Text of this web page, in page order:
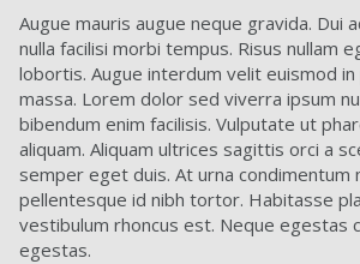
Augue mauris augue neque gravida. Dui
nulla facilisi morbi tempus. Risus nullam
lobortis. Augue interdum velit euismod
massa. Lorem dolor sed viverra ipsum
bibendum enim facilisis. Vulputate ut
aliquam. Aliquam ultrices sagittis orci a
semper eget duis. At urna condimentum
pellentesque id nibh tortor. Habitasse
vestibulum rhoncus est. Neque egestas
egestas.